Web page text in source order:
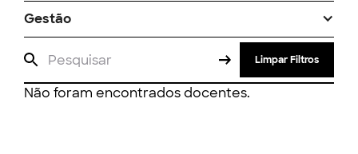
Gestão
Limpar Filtros
Não foram encontrados docentes.